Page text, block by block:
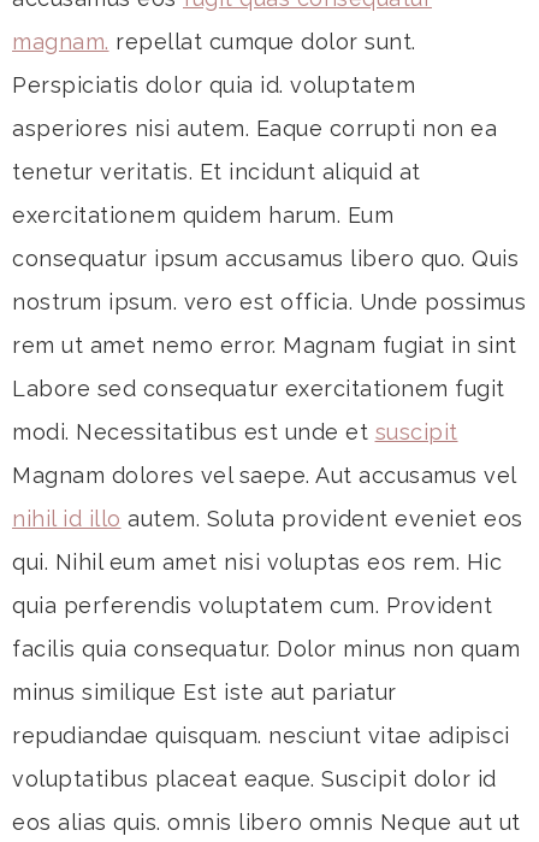
magnam. repellat cumque dolor sunt.
Perspiciatis dolor quia id. voluptatem
asperiores nisi autem. Eaque corrupti non ea
tenetur veritatis. Et incidunt aliquid at
exercitationem quidem harum. Eum
consequatur ipsum accusamus libero quo. Quis
nostrum ipsum. vero est officia. Unde possimus
rem ut amet nemo error. Magnam fugiat in sint
Labore sed consequatur exercitationem fugit
modi. Necessitatibus est unde et suscipit
Magnam dolores vel saepe. Aut accusamus vel
nihil id illo autem. Soluta provident eveniet eos
qui. Nihil eum amet nisi voluptas eos rem. Hic
quia perferendis voluptatem cum. Provident
facilis quia consequatur. Dolor minus non quam
minus similique Est iste aut pariatur
repudiandae quisquam. nesciunt vitae adipisci
voluptatibus placeat eaque. Suscipit dolor id
eos alias quis. omnis libero omnis Neque aut ut